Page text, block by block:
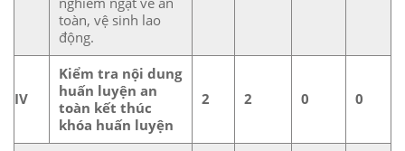
toàn, vệ sinh lao
động.
IV
Kiểm tra nội dung
huấn luyện an
toàn kết thúc
khóa huấn luyện
2 2 0 0